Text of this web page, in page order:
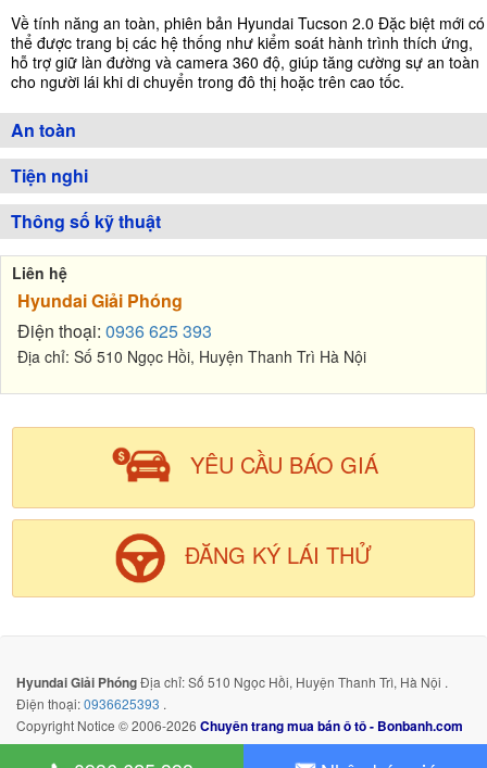
Về tính năng an toàn, phiên bản Hyundai Tucson 2.0 Đặc biệt mới có
thể được trang bị các hệ thống như kiểm soát hành trình thích ứng,
hỗ trợ giữ làn đường và camera 360 độ, giúp tăng cường sự an toàn
cho người lái khi di chuyển trong đô thị hoặc trên cao tốc.
An toàn
Tiện nghi
Thông số kỹ thuật
Liên hệ
Hyundai Giải Phóng
Điện thoại: 0936 625 393
Địa chỉ: Số 510 Ngọc Hồi, Huyện Thanh Trì Hà Nội
YÊU CẦU BÁO GIÁ
ĐĂNG KÝ LÁI THỬ
Hyundai Giải PhóngĐịa chỉ: Số 510 Ngọc Hồi, Huyện Thanh Trì, Hà Nội .
Điện thoại:0936625393 .
Copyright Notice © 2006-2026 Chuyên trang mua bán ô tô - Bonbanh.com